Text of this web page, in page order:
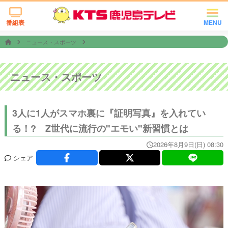
MENU
番組表
ニュース・スポーツ
ニュース・スポーツ
3人に1人がスマホ裏に『証明写真』を入れてい
る！? Z世代に流行の"エモい"新習慣とは
2026年8月9日(日) 08:30
シェア